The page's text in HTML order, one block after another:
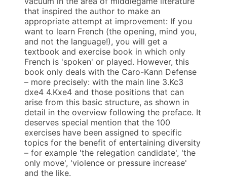
that inspired the author to make an
appropriate attempt at improvement: If you
want to learn French (the opening, mind you,
and not the language!), you will get a
textbook and exercise book in which only
French is 'spoken' or played. However, this
book only deals with the Caro-Kann Defense
– more precisely: with the main line 3.Kc3
dxe4 4.Kxe4 and those positions that can
arise from this basic structure, as shown in
detail in the overview following the preface. It
deserves special mention that the 100
exercises have been assigned to specific
topics for the benefit of entertaining diversity
– for example 'the relegation candidate', 'the
only move', 'violence or pressure increase'
and the like.